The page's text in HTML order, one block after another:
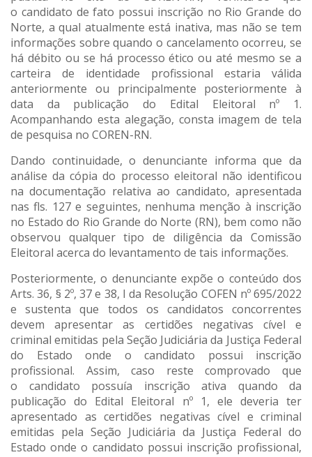
o candidato de fato possui inscrição no Rio Grande do
Norte, a qual atualmente está inativa, mas não se tem
informações sobre quando o cancelamento ocorreu, se
há débito ou se há processo ético ou até mesmo se a
carteira de identidade profissional estaria válida
anteriormente ou principalmente posteriormente à
data da publicação do Edital Eleitoral nº 1.
Acompanhando esta alegação, consta imagem de tela
de pesquisa no COREN-RN.
Dando continuidade, o denunciante informa que da
análise da cópia do processo eleitoral não identificou
na documentação relativa ao candidato, apresentada
nas fls. 127 e seguintes, nenhuma menção à inscrição
no Estado do Rio Grande do Norte (RN), bem como não
observou qualquer tipo de diligência da Comissão
Eleitoral acerca do levantamento de tais informações.
Posteriormente, o denunciante expõe o conteúdo dos
Arts. 36, § 2º, 37 e 38, I da Resolução COFEN nº 695/2022
e sustenta que todos os candidatos concorrentes
devem apresentar as certidões negativas cível e
criminal emitidas pela Seção Judiciária da Justiça Federal
do Estado onde o candidato possui inscrição
profissional. Assim, caso reste comprovado que
o candidato possuía inscrição ativa quando da
publicação do Edital Eleitoral nº 1, ele deveria ter
apresentado as certidões negativas cível e criminal
emitidas pela Seção Judiciária da Justiça Federal do
Estado onde o candidato possui inscrição profissional,